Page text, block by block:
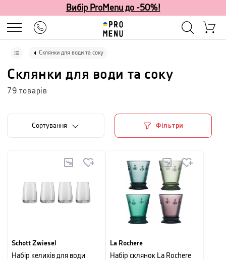
Вибір ProMenu до -50%!
Склянки для води та соку
Склянки для води та соку
79 товарів
Сортування Фільтри
Schott Zwiesel
Набір келихів для води
La Rochere
Набір склянок La Rochere